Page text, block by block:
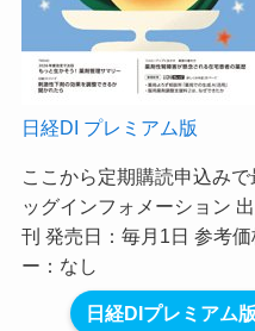
日経DI プレミアム版
ここから定期購読申込み
ッグインフォメーション
刊 発売日：毎月1日 参考
ー：なし
日経DIプレミアム